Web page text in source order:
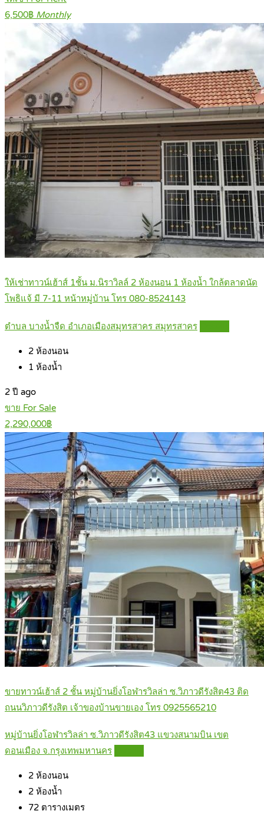
6,500฿ Monthly
ให้เช่าทาวน์เฮ้าส์ 1ชั้น ม.นิราวิลล์ 2 ห้องนอน 1 ห้องน้ำ ใกล้ตลาดนัด
โพธิแจ้ มี 7-11 หน้าหมู่บ้าน โทร 080-8524143
ตำบล บางน้ำจืด อำเภอเมืองสมุทรสาคร สมุทรสาคร
2 ห้องนอน
1 ห้องน้ำ
2 ปี ago
ขาย For Sale
2,290,000฿
ขายทาวน์เฮ้าส์ 2 ชั้น หมู่บ้านยิ่งโอฬารวิลล่า ซ.วิภาวดีรังสิต43 ติด
ถนนวิภาวดีรังสิต เจ้าของบ้านขายเอง โทร 0925565210
หมู่บ้านยิ่งโอฬารวิลล่า ซ.วิภาวดีรังสิต43 แขวงสนามบิน เขต
ดอนเมือง จ.กรุงเทพมหานคร
2 ห้องนอน
2 ห้องน้ำ
72 ตารางเมตร